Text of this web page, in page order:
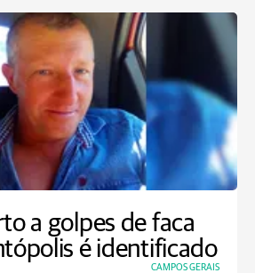
a golpes de faca
é identificado
CAMPOS GERAIS